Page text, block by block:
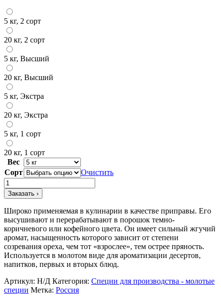
5 кг, 2 сорт
20 кг, 2 сорт
5 кг, Высший
20 кг, Высший
5 кг, Экстра
20 кг, Экстра
5 кг, 1 сорт
20 кг, 1 сорт
Вес
Сорт
Очистить
Количество
товара
Мускатный
орех
молотый
(от
5
кг)
Заказать ›
Широко применяемая в кулинарии в качестве приправы. Его
высушивают и перерабатывают в порошок темно-
коричневого или кофейного цвета. Он имеет сильный жгучий
аромат, насыщенность которого зависит от степени
созревания ореха, чем тот «взрослее», тем острее пряность.
Используется в молотом виде для ароматизации десертов,
напитков, первых и вторых блюд.
Артикул: Н/Д Категория: Специи для производства - молотые
специи Метка: Россия